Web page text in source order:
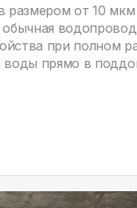
размером от 10
обычная
при полном
воды прямо в